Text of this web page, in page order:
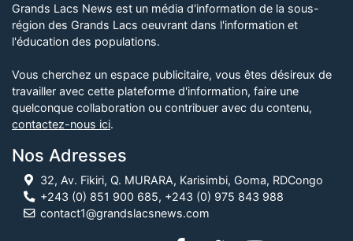
Grands Lacs News est un média d'information de la sous-
région des Grands Lacs oeuvrant dans l'information et
l'éducation des populations.
Vous cherchez un espace publicitaire, vous êtes désireux de
travailler avec cette plateforme d'information, faire une
quelconque collaboration ou contribuer avec du contenu,
contactez-nous ici.
Nos Adresses
32, Av. Fikiri, Q. MURARA, Karisimbi, Goma, RDCongo
+243 (0) 851 900 685, +243 (0) 975 843 988
contact1@grandslacsnews.com